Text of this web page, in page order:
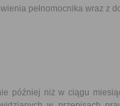
pełnomocnika wraz z
później niż w ciągu